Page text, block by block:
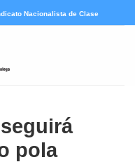
Nacionalista de Clase
pola